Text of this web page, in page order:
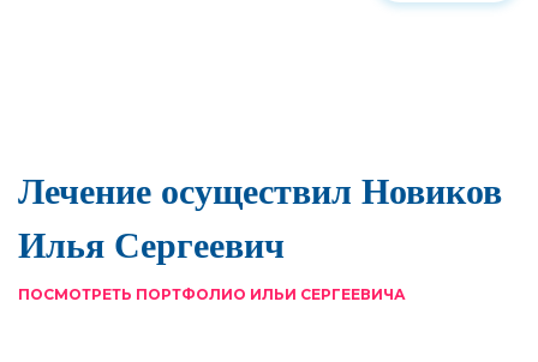
Лечение осуществил Новиков
Илья Сергеевич
ПОСМОТРЕТЬ ПОРТФОЛИО ИЛЬИ СЕРГЕЕВИЧА